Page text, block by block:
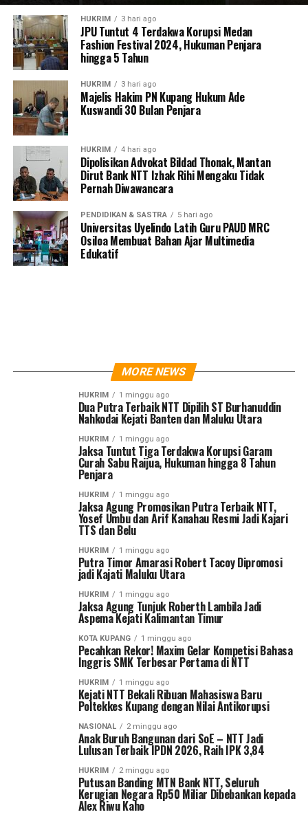
HUKRIM 3 hari ago
JPU Tuntut 4 Terdakwa Korupsi Medan
Fashion Festival 2024, Hukuman Penjara
hingga 5 Tahun
HUKRIM 3 hari ago
Majelis Hakim PN Kupang Hukum Ade
Kuswandi 30 Bulan Penjara
HUKRIM 4 hari ago
Dipolisikan Advokat Bildad Thonak, Mantan
Dirut Bank NTT Izhak Rihi Mengaku Tidak
Pernah Diwawancara
PENDIDIKAN & SASTRA 5 hari ago
Universitas Uyelindo Latih Guru PAUD MRC
Osiloa Membuat Bahan Ajar Multimedia
Edukatif
MORE NEWS
HUKRIM 1 minggu ago
Dua Putra Terbaik NTT Dipilih ST Burhanuddin
Nahkodai Kejati Banten dan Maluku Utara
HUKRIM 1 minggu ago
Jaksa Tuntut Tiga Terdakwa Korupsi Garam
Curah Sabu Raijua, Hukuman hingga 8 Tahun
Penjara
HUKRIM 1 minggu ago
Jaksa Agung Promosikan Putra Terbaik NTT,
Yosef Umbu dan Arif Kanahau Resmi Jadi Kajari
TTS dan Belu
HUKRIM 1 minggu ago
Putra Timor Amarasi Robert Tacoy Dipromosi
jadi Kajati Maluku Utara
HUKRIM 1 minggu ago
Jaksa Agung Tunjuk Roberth Lambila Jadi
Aspema Kejati Kalimantan Timur
KOTA KUPANG 1 minggu ago
Pecahkan Rekor! Maxim Gelar Kompetisi Bahasa
Inggris SMK Terbesar Pertama di NTT
HUKRIM 1 minggu ago
Kejati NTT Bekali Ribuan Mahasiswa Baru
Poltekkes Kupang dengan Nilai Antikorupsi
NASIONAL 2 minggu ago
Anak Buruh Bangunan dari SoE – NTT Jadi
Lulusan Terbaik IPDN 2026, Raih IPK 3,84
HUKRIM 2 minggu ago
Putusan Banding MTN Bank NTT, Seluruh
Kerugian Negara Rp50 Miliar Dibebankan kepada
Alex Riwu Kaho